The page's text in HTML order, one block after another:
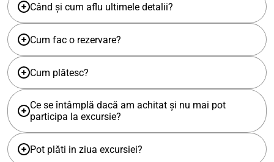
Când și cum aflu ultimele detalii?
Cum fac o rezervare?
Cum plătesc?
Ce se întâmplă dacă am achitat și nu mai pot
participa la excursie?
Pot plăti in ziua excursiei?